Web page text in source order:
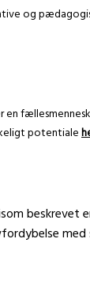
og
en
potentiale